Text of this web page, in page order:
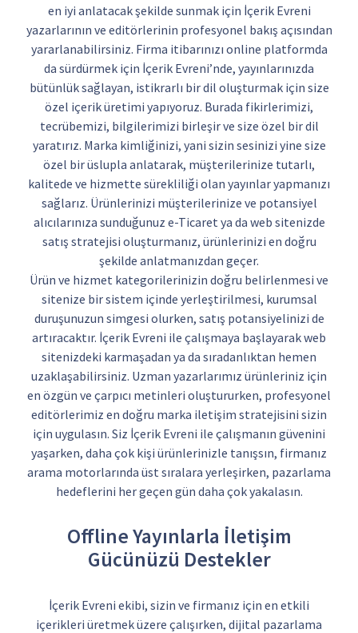
en iyi anlatacak şekilde sunmak için İçerik Evreni
yazarlarının ve editörlerinin profesyonel bakış açısından
yararlanabilirsiniz. Firma itibarınızı online platformda
da sürdürmek için İçerik Evreni’nde, yayınlarınızda
bütünlük sağlayan, istikrarlı bir dil oluşturmak için size
özel içerik üretimi yapıyoruz. Burada fikirlerimizi,
tecrübemizi, bilgilerimizi birleşir ve size özel bir dil
yaratırız. Marka kimliğinizi, yani sizin sesinizi yine size
özel bir üslupla anlatarak, müşterilerinize tutarlı,
kalitede ve hizmette sürekliliği olan yayınlar yapmanızı
sağlarız. Ürünlerinizi müşterilerinize ve potansiyel
alıcılarınıza sunduğunuz e-Ticaret ya da web sitenizde
satış stratejisi oluşturmanız, ürünlerinizi en doğru
şekilde anlatmanızdan geçer.
Ürün ve hizmet kategorilerinizin doğru belirlenmesi ve
sitenize bir sistem içinde yerleştirilmesi, kurumsal
duruşunuzun simgesi olurken, satış potansiyelinizi de
artıracaktır. İçerik Evreni ile çalışmaya başlayarak web
sitenizdeki karmaşadan ya da sıradanlıktan hemen
uzaklaşabilirsiniz. Uzman yazarlarımız ürünleriniz için
en özgün ve çarpıcı metinleri oluştururken, profesyonel
editörlerimiz en doğru marka iletişim stratejisini sizin
için uygulasın. Siz İçerik Evreni ile çalışmanın güvenini
yaşarken, daha çok kişi ürünlerinizle tanışsın, firmanız
arama motorlarında üst sıralara yerleşirken, pazarlama
hedeflerini her geçen gün daha çok yakalasın.
Offline Yayınlarla İletişim
Gücünüzü Destekler
İçerik Evreni ekibi, sizin ve firmanız için en etkili
içerikleri üretmek üzere çalışırken, dijital pazarlama